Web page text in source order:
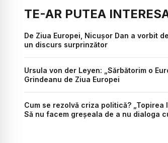
TE-AR PUTEA
De Ziua Europei, Nicușor Dan a vorbit
un discurs surprinzător
Ursula von der Leyen: „Sărbătorim o
Grindeanu de Ziua Europei
Cum se rezolvă criza politică?
Să nu facem greșeala de a nu dialoga